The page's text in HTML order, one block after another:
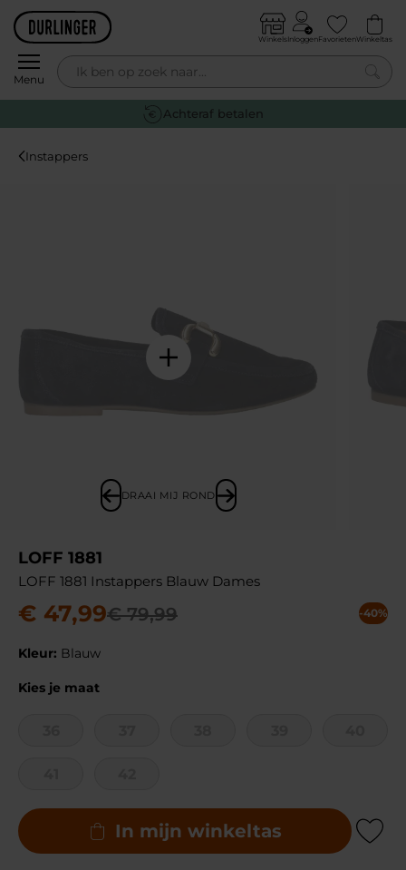
Skip to content
Menu
WinkelsInloggenFavorietenWinkeltas
0
Achteraf betalen
Instappers
DRAAI MIJ ROND
LOFF 1881
LOFF 1881 Instappers Blauw Dames
€ 47,99€ 79,99 -40%
Kleur: Blauw
Kies je maat
In mijn winkeltas Add to